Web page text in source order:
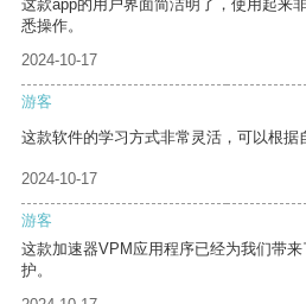
这款app的用户界面简洁明了，使用起来
悉操作。
2024-10-17
游客
这款软件的学习方式非常灵活，可以根据
2024-10-17
游客
这款加速器VPM应用程序已经为我们带
护。